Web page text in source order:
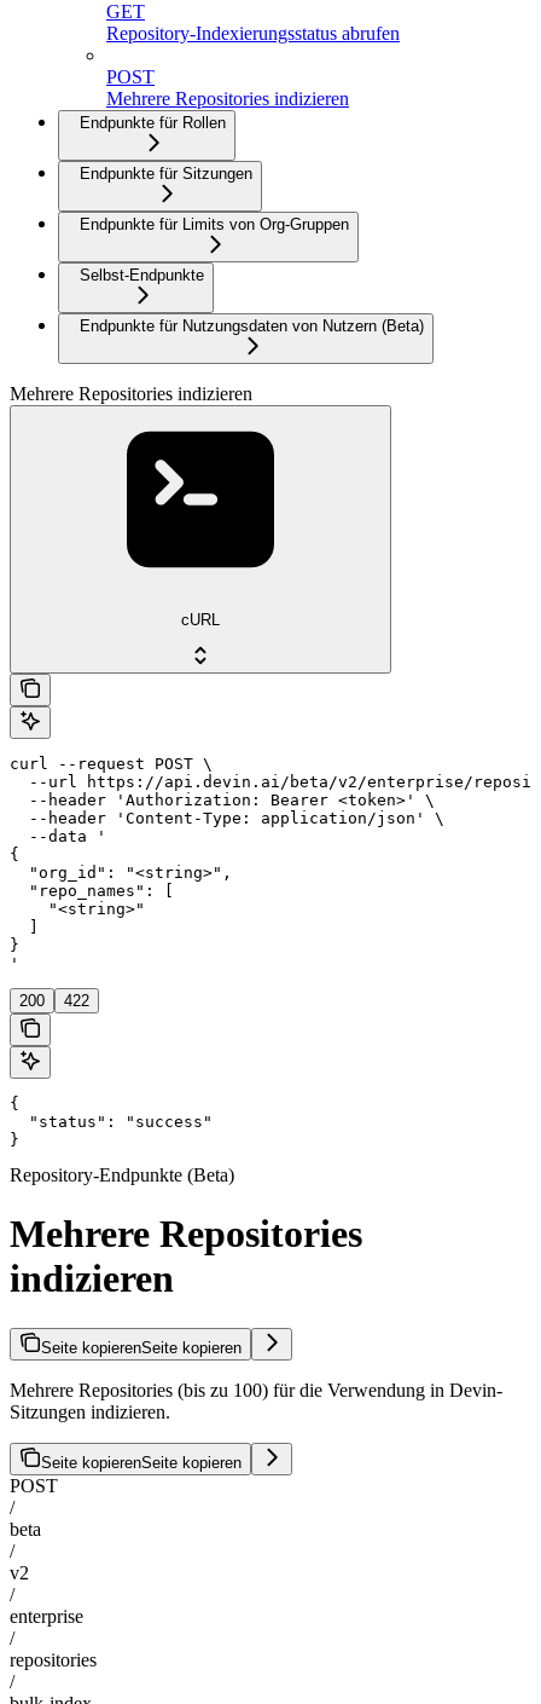
GET
Repository-Indexierungsstatus abrufen
POST
Mehrere Repositories indizieren
Endpunkte für Rollen
Endpunkte für Sitzungen
Endpunkte für Limits von Org-Gruppen
Selbst-Endpunkte
Endpunkte für Nutzungsdaten von Nutzern (Beta)
Mehrere Repositories indizieren
cURL
curl --request POST \
--url https://api.devin.ai/beta/v2/enterprise/
  --header 'Authorization: Bearer <token>' \
  --header 'Content-Type: application/json' \
  --data '
{
  "org_id": "<string>",
  "repo_names": [
    "<string>"
}
'
200 422
{
  "status": "success"
}
Repository-Endpunkte (Beta)
Mehrere Repositories
indizieren
Seite kopierenSeite kopieren
Mehrere Repositories (bis zu 100) für die Verwendung in Devin-
Sitzungen indizieren.
Seite kopierenSeite kopieren
POST
/
beta
/
v2
/
enterprise
/
repositories
/